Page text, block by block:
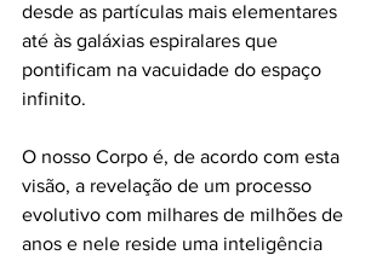
desde as partículas mais elementares
até às galáxias espiralares que
pontificam na vacuidade do espaço
infinito.
O nosso Corpo é, de acordo com esta
visão, a revelação de um processo
evolutivo com milhares de milhões de
anos e nele reside uma inteligência